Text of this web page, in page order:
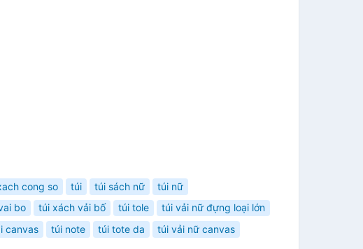
cong so túi túi sách nữ
túi nữ
bo túi xách vải bố túi tole
túi vải nữ đựng loại lớn
canvas túi note túi tote da
túi vải nữ canvas